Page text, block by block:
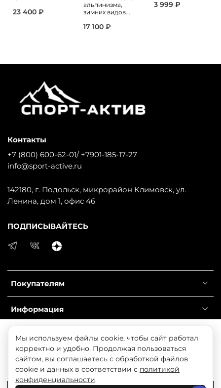
23 400 ₽
альпинизма,
зимних видов...
17 100 ₽
3 999 ₽
Покупателям
Информация
Справочник
Контакты
+7 (800) 600-62-01/ +7901-185-17-27
info@sport-active.ru
142180, г. Подольск, микрорайон Климовск, ул.
Ленина, дом 1, офис 46
ПОДПИСЫВАЙТЕСЬ
© 2025 Любое использование контента без письменного
разрешения запрещено
Продолжая использовать наш сайт, вы даете согласие
на обработку файлов cookie, которые обеспечивают
правильную работу сайта и соглашаетесь с нашей
Политикой безопасности
Мы используем файлы cookie, чтобы сайт работал
корректно и удобно. Продолжая пользоваться
сайтом, вы соглашаетесь с обработкой файлов
cookie и данных в соответствии с политикой
конфиденциальности.